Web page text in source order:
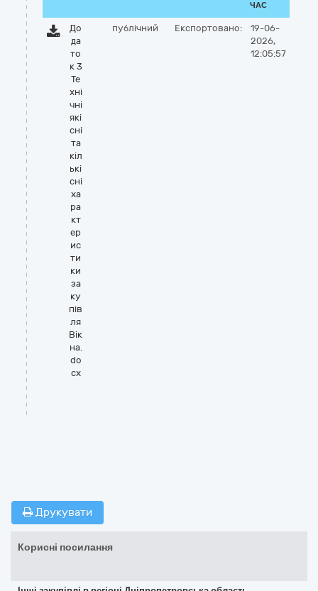
ЧАС
До
да
то
к 3
Те
хні
чні
які
сні
та
кіл
ькі
сні
ха
ра
кт
ер
ис
ти
ки
за
ку
пів
ля
Вік
на.
do
cx
публічний Експортовано:
19-06-
2026,
12:05:57
Друкувати
Корисні посилання